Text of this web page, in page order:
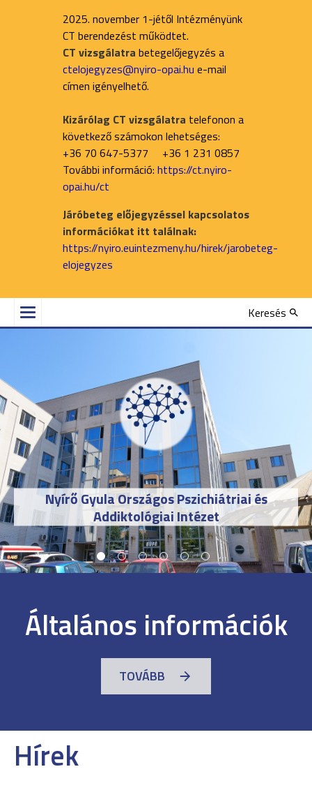
2025. november 1-jétől Intézményünk
CT berendezést működtet.
CT vizsgálatra betegelőjegyzés a
ctelojegyzes@nyiro-opai.hu e-mail
címen igényelhető.
Kizárólag CT vizsgálatra telefonon a
következő számokon lehetséges:
+36 70 647-5377 +36 1 231 0857
További információ: https://ct.nyiro-
opai.hu/ct
Járóbeteg előjegyzéssel kapcsolatos
információkat itt találnak:
https://nyiro.euintezmeny.hu/hirek/jarobeteg-
elojegyzes
Keresés
Nyírő Gyula Országos Pszichiátriai és
Addiktológiai Intézet
Általános információk
TOVÁBB
Hírek